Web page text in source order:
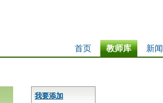
新闻
教师库
首页
我要添加